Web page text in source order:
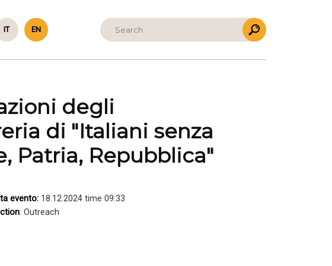
degli
di "Italiani senza
Patria, Repubblica"
evento: 18.12.2024 time 09:33
: Outreach
IT EN